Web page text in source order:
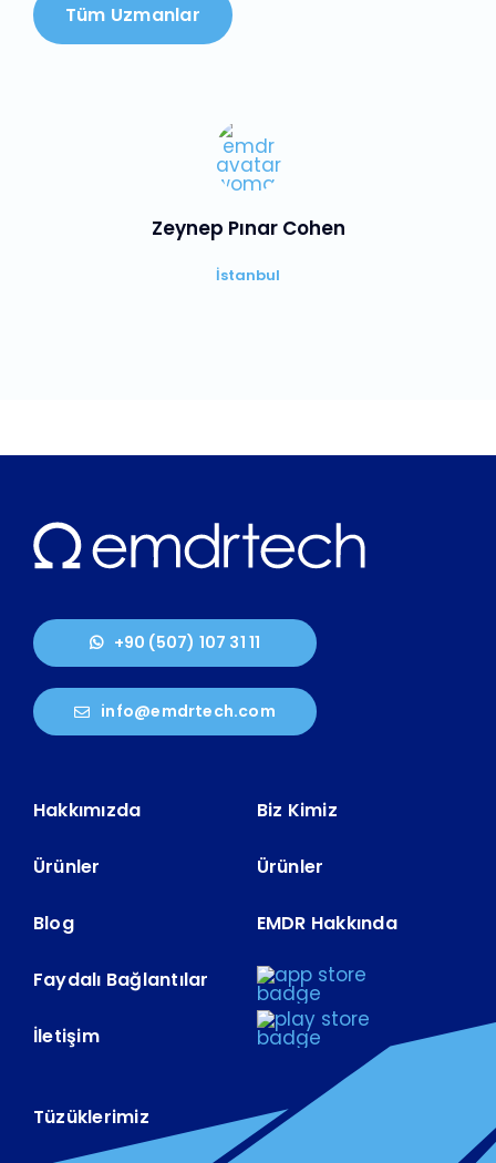
Tüm Uzmanlar
Zeynep Pınar Cohen
İstanbul
+90 (507) 107 31 11
info@emdrtech.com
Hakkımızda
Ürünler
Blog
Faydalı Bağlantılar
İletişim
Biz Kimiz
Ürünler
EMDR Hakkında
Tüzüklerimiz